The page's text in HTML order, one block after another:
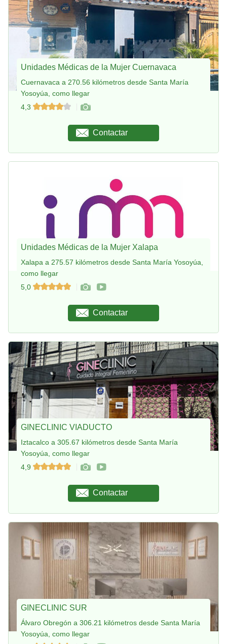
Unidades Médicas de la Mujer Cuernavaca
Cuernavaca a 270.56 kilómetros desde Santa María
Yosoyúa, como llegar
4,3
Contactar
Unidades Médicas de la Mujer Xalapa
Xalapa a 275.57 kilómetros desde Santa María Yosoyúa,
como llegar
5,0
Contactar
GINECLINIC VIADUCTO
Iztacalco a 305.67 kilómetros desde Santa María
Yosoyúa, como llegar
4,9
Contactar
GINECLINIC SUR
Álvaro Obregón a 306.21 kilómetros desde Santa María
Yosoyúa, como llegar